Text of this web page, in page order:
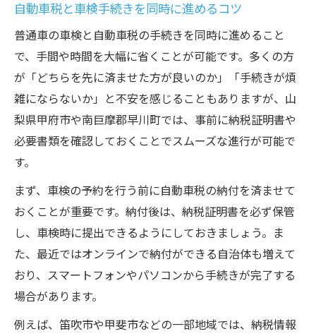
自動車税と車検手続きを同時に進めるコツ
普通車の車検と自動車税の手続きを同時に進めること
で、手間や時間を大幅に省くことが可能です。多くの方
が「どちらを先に済ませた方が良いのか」「手続きが煩
雑にならないか」と不安を感じることもありますが、山
梨県甲府市や南巨摩郡早川町では、事前に納税証明書や
必要書類を確認しておくことでスムーズな進行が可能で
す。
まず、車検の予約を行う前に自動車税の納付を済ませて
おくことが重要です。納付後は、納税証明書を必ず保管
し、車検時に提出できるようにしておきましょう。ま
た、最近ではオンラインで納付ができる自治体も増えて
おり、スマートフォンやパソコンから手続きが完了する
場合があります。
例えば、笛吹市や甲斐市などの一部地域では、納税情報